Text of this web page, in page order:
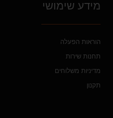
מידע שימושי
הוראות הפעלה
תחנות שירות
מדיניות משלוחים
תקנון